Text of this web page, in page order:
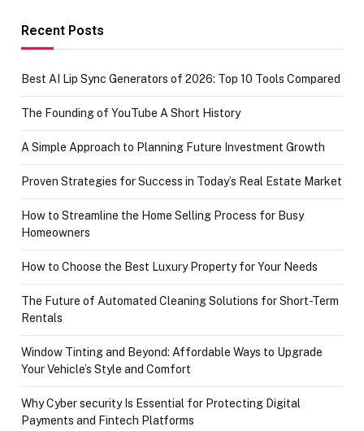
Recent Posts
Best AI Lip Sync Generators of 2026: Top 10 Tools Compared
The Founding of YouTube A Short History
A Simple Approach to Planning Future Investment Growth
Proven Strategies for Success in Today’s Real Estate Market
How to Streamline the Home Selling Process for Busy
Homeowners
How to Choose the Best Luxury Property for Your Needs
The Future of Automated Cleaning Solutions for Short-Term
Rentals
Window Tinting and Beyond: Affordable Ways to Upgrade
Your Vehicle’s Style and Comfort
Why Cyber security Is Essential for Protecting Digital
Payments and Fintech Platforms